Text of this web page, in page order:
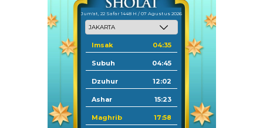
Jum'at, 22 Safar 1448 H / 07 Agustus 2026
Imsak 04:35
Subuh 04:45
Dzuhur 12:02
Ashar 15:23
Maghrib 17:58